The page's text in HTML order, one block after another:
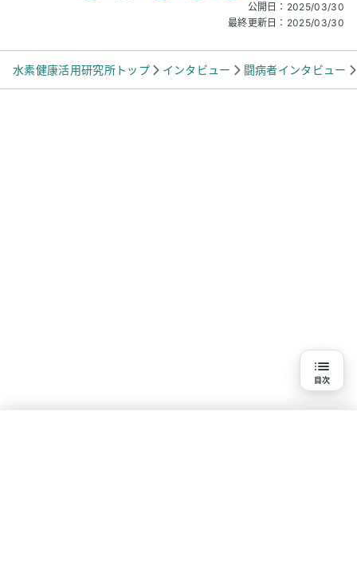
公開日： 2025/03/30
最終更新日： 2025/03/30
水素健康活用研究所トップ インタビュー 闘病者インタビュー
目次